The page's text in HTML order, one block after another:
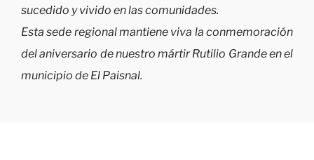
sucedido y vivido en las comunidades.
Esta sede regional mantiene viva la conmemoración
del aniversario de nuestro mártir Rutilio Grande en el
municipio de El Paisnal.